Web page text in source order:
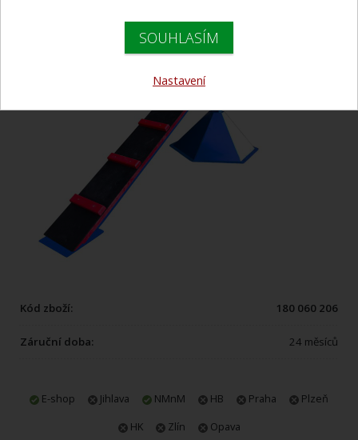
Kód zboží: 180 060 206
Záruční doba: 24 měsíců
E-shop Jihlava NMnM HB Praha
Plzeň
HK
Zlín
Opava
SOUHLASÍM
Nastavení